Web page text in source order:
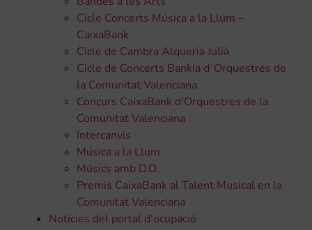
Cicle Concerts Música a la Llum –
CaixaBank
Cicle de Cambra Alqueria Julià
Cicle de Concerts Bankia d´Orquestres de
la Comunitat Valenciana
Concurs CaixaBank d'Orquestres de la
Comunitat Valenciana
Intercanvis
Música a la Llum
Músics amb D.O.
Premis CaixaBank al Talent Musical en la
Comunitat Valenciana
Noticies del portal d'ocupació